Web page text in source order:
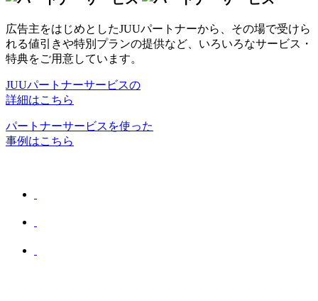
広告主をはじめとしたJUUパートナーから、その場で受けら
れる値引きや特別プランの提供など、いろいろなサービス・
特典をご用意しています。
JUUパートナーサービスの
詳細はこちら
パートナーサービスを使った
事例はこちら